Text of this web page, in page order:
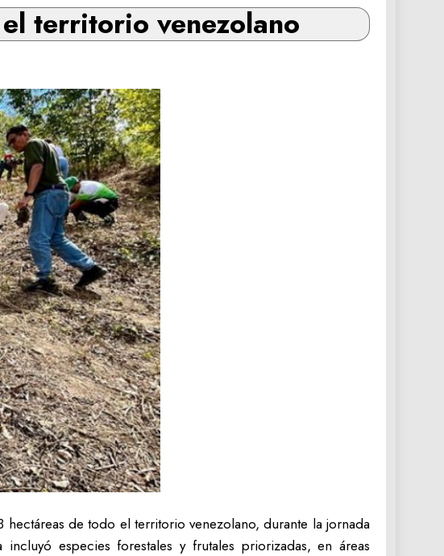
territorio venezolano
de todo el territorio venezolano, durante la jornada
especies forestales y frutales priorizadas, en áreas